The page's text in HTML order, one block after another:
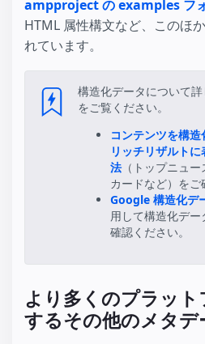
ampproject の examples フ
HTML 属性構文など、このほ
れています。
構造化データについて
をご覧ください。
コンテンツを構
リッチリザルト
法 （トップニュ
カードなど）をご
Google 構造化デ
用して構造化デ
確認ください。
より多くのプラッ
するその他のメタデ